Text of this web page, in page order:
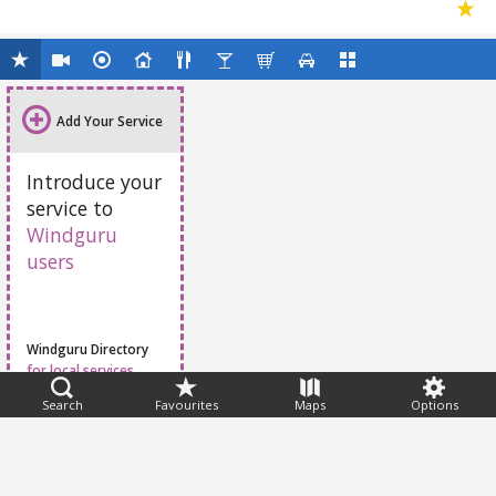
Search Favourites Maps Options
Add Your Service
Introduce your
service to
Windguru
users
Windguru Directory
for local services
Feedback